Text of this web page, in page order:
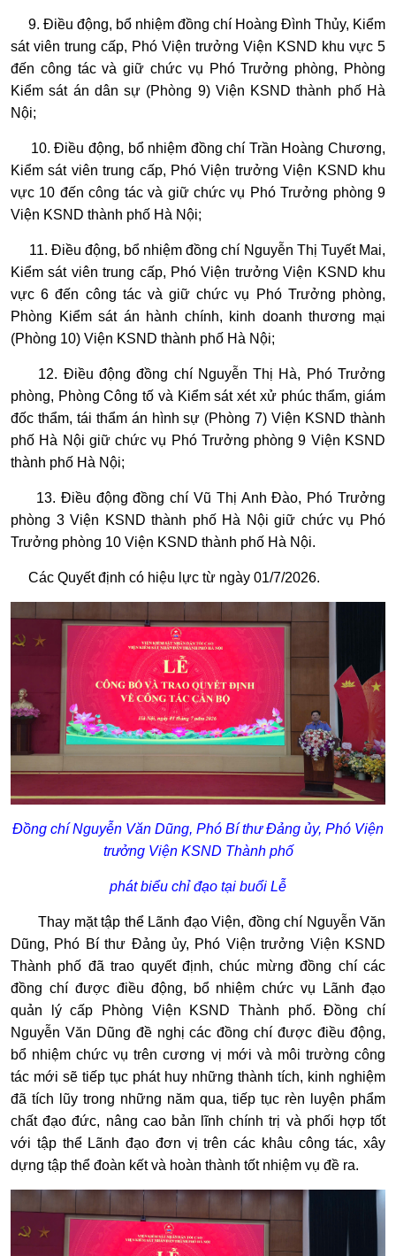
9. Điều động, bổ nhiệm đồng chí Hoàng Đình Thủy, Kiểm
sát viên trung cấp, Phó Viện trưởng Viện KSND khu vực 5
đến công tác và giữ chức vụ Phó Trưởng phòng, Phòng
Kiểm sát án dân sự (Phòng 9) Viện KSND thành phố Hà
Nội;
10. Điều động, bổ nhiệm đồng chí Trần Hoàng Chương,
Kiểm sát viên trung cấp, Phó Viện trưởng Viện KSND khu
vực 10 đến công tác và giữ chức vụ Phó Trưởng phòng 9
Viện KSND thành phố Hà Nội;
11. Điều động, bổ nhiệm đồng chí Nguyễn Thị Tuyết Mai,
Kiểm sát viên trung cấp, Phó Viện trưởng Viện KSND khu
vực 6 đến công tác và giữ chức vụ Phó Trưởng phòng,
Phòng Kiểm sát án hành chính, kinh doanh thương mại
(Phòng 10) Viện KSND thành phố Hà Nội;
12. Điều động đồng chí Nguyễn Thị Hà, Phó Trưởng
phòng, Phòng Công tố và Kiểm sát xét xử phúc thẩm, giám
đốc thẩm, tái thẩm án hình sự (Phòng 7) Viện KSND thành
phố Hà Nội giữ chức vụ Phó Trưởng phòng 9 Viện KSND
thành phố Hà Nội;
13. Điều động đồng chí Vũ Thị Anh Đào, Phó Trưởng
phòng 3 Viện KSND thành phố Hà Nội giữ chức vụ Phó
Trưởng phòng 10 Viện KSND thành phố Hà Nội.
Các Quyết định có hiệu lực từ ngày 01/7/2026.
Đồng chí Nguyễn Văn Dũng, Phó Bí thư Đảng ủy, Phó Viện
trưởng Viện KSND Thành phố
phát biểu chỉ đạo tại buổi Lễ
Thay mặt tập thể Lãnh đạo Viện, đồng chí Nguyễn Văn
Dũng, Phó Bí thư Đảng ủy, Phó Viện trưởng Viện KSND
Thành phố đã trao quyết định, chúc mừng đồng chí các
đồng chí được điều động, bổ nhiệm chức vụ Lãnh đạo
quản lý cấp Phòng Viện KSND Thành phố. Đồng chí
Nguyễn Văn Dũng đề nghị các đồng chí được điều động,
bổ nhiệm chức vụ trên cương vị mới và môi trường công
tác mới sẽ tiếp tục phát huy những thành tích, kinh nghiệm
đã tích lũy trong những năm qua, tiếp tục rèn luyện phẩm
chất đạo đức, nâng cao bản lĩnh chính trị và phối hợp tốt
với tập thể Lãnh đạo đơn vị trên các khâu công tác, xây
dựng tập thể đoàn kết và hoàn thành tốt nhiệm vụ đề ra.